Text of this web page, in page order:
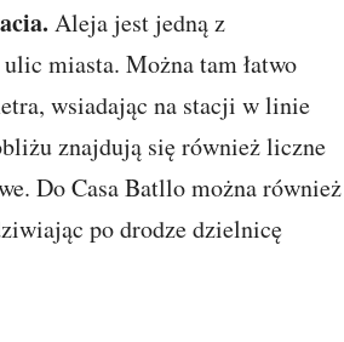
Aleja jest jedną z
miasta. Można tam łatwo
wsiadając na stacji w linie
znajdują się również liczne
Do Casa Batllo można również
po drodze dzielnicę